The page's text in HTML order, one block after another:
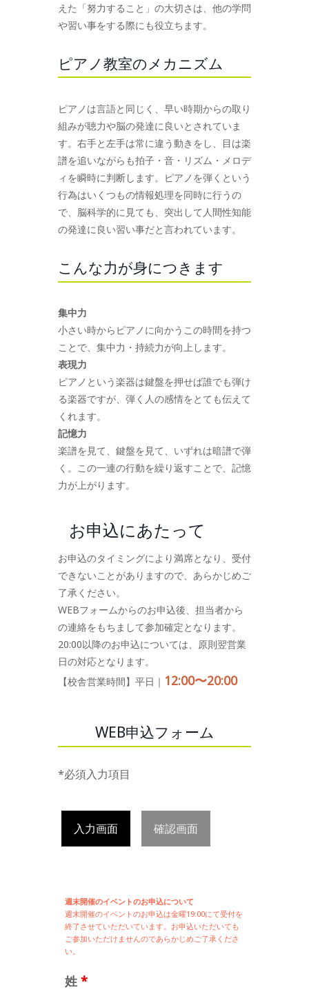
えた「努力すること」の大切さは、他の学問
や習い事をする際にも役立ちます。
ピアノ教室のメカニズム
ピアノは言語と同じく、早い時期からの取り
組みが聴力や脳の発達に良いとされていま
す。右手と左手は常に違う動きをし、目は楽
譜を追いながらも拍子・音・リズム・メロデ
ィを瞬時に判断します。ピアノを弾くという
行為はいくつもの情報処理を同時に行うの
で、脳科学的に見ても、突出して人間性知能
の発達に良い習い事だと言われています。
こんな力が身につきます
集中力
小さい時からピアノに向かうこの時間を持つ
ことで、集中力・持続力が向上します。
表現力
ピアノという楽器は鍵盤を押せば誰でも弾け
る楽器ですが、弾く人の感情をとても伝えて
くれます。
記憶力
楽譜を見て、鍵盤を見て、いずれは暗譜で弾
く。この一連の行動を繰り返すことで、記憶
力が上がります。
お申込にあたって
お申込のタイミングにより満席となり、受付
できないことがありますので、あらかじめご
了承ください。
WEBフォームからのお申込後、担当者から
の連絡をもちまして参加確定となります。
20:00以降のお申込については、原則翌営業
日の対応となります。
【校舎営業時間】平日｜ 12:00〜20:00
WEB申込フォーム
*必須入力項目
入力画面 確認画面
週末開催のイベントのお申込について
週末開催のイベントのお申込は金曜19:00にて受付を
終了させていただいています。お申込いただいても
ご参加いただけませんのであらかじめご了承くださ
い。
姓 *